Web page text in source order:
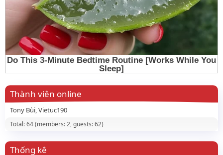
Thành viên online
Tony Bùi Vietuc190
Total: 64 (members: 2, guests: 62)
Thống kê